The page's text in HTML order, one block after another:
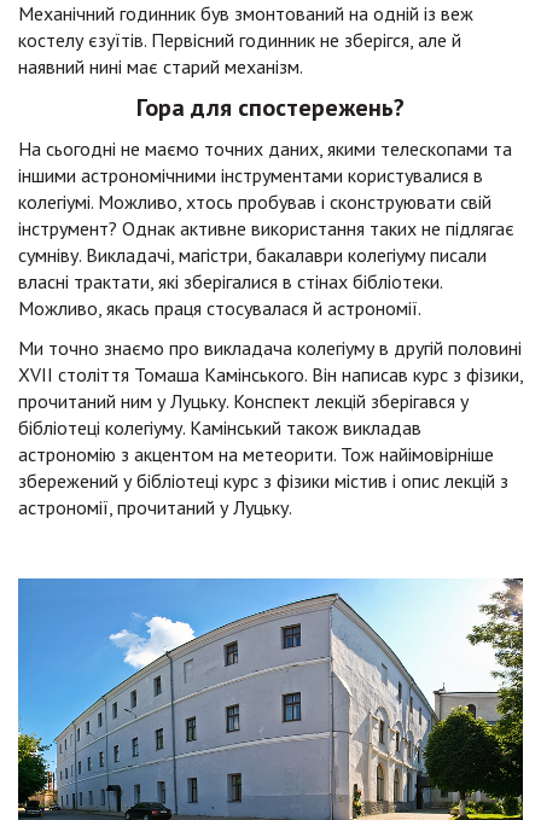
Механічний годинник був змонтований на одній із веж
костелу єзуїтів. Первісний годинник не зберігся, але й
наявний нині має старий механізм.
Гора для спостережень?
На сьогодні не маємо точних даних, якими телескопами та
іншими астрономічними інструментами користувалися в
колегіумі. Можливо, хтось пробував і сконструювати свій
інструмент? Однак активне використання таких не підлягає
сумніву. Викладачі, магістри, бакалаври колегіуму писали
власні трактати, які зберігалися в стінах бібліотеки.
Можливо, якась праця стосувалася й астрономії.
Ми точно знаємо про викладача колегіуму в другій половині
XVII століття Томаша Камінського. Він написав курс з фізики,
прочитаний ним у Луцьку. Конспект лекцій зберігався у
бібліотеці колегіуму. Камінський також викладав
астрономію з акцентом на метеорити. Тож найімовірніше
збережений у бібліотеці курс з фізики містив і опис лекцій з
астрономії, прочитаний у Луцьку.